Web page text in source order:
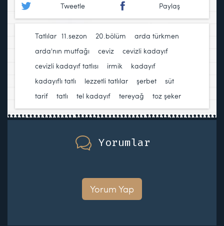
Tweetle Paylaş
Tatlılar 11.sezon 20.bölüm arda türkmen
arda'nın mutfağı
ceviz cevizli kadayıf
cevizli kadayıf tatlısı
irmik kadayıf
kadayıflı tatlı
lezzetli tatlılar şerbet süt
tarif
tatlı tel kadayıf tereyağ toz şeker
Yorumlar
Yorum Yap